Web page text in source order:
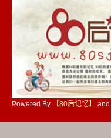
Powered By 【80后记忆】 and